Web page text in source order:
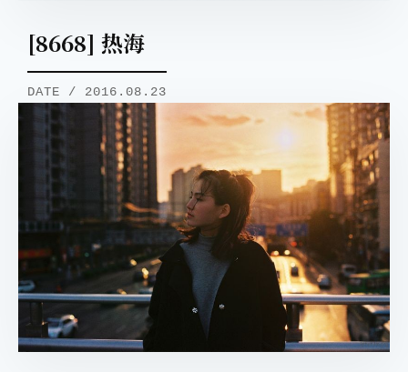
[8668] 热海
DATE / 2016.08.23